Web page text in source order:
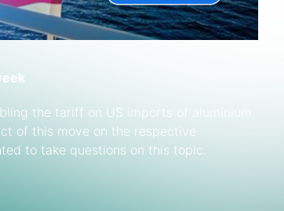
the tariff on US imports of aluminium
of this move on the respective
to take questions on this topic.